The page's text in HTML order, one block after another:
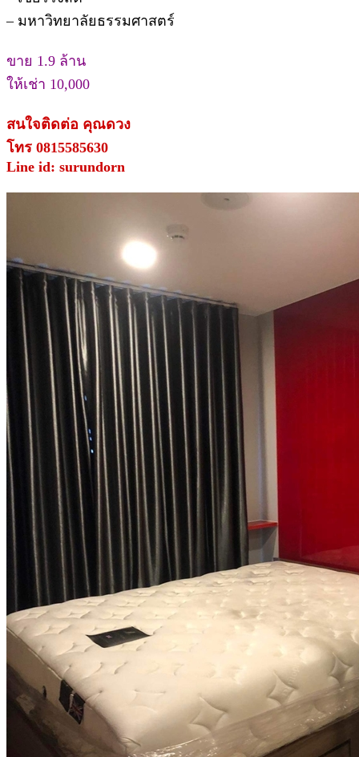
– มหาวิทยาลัยธรรมศาสตร์
ขาย 1.9 ล้าน
ให้เช่า 10,000
สนใจติดต่อ คุณดวง
โทร 0815585630
Line id: surundorn